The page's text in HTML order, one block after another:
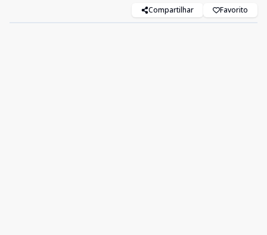
Compartilhar Favorito